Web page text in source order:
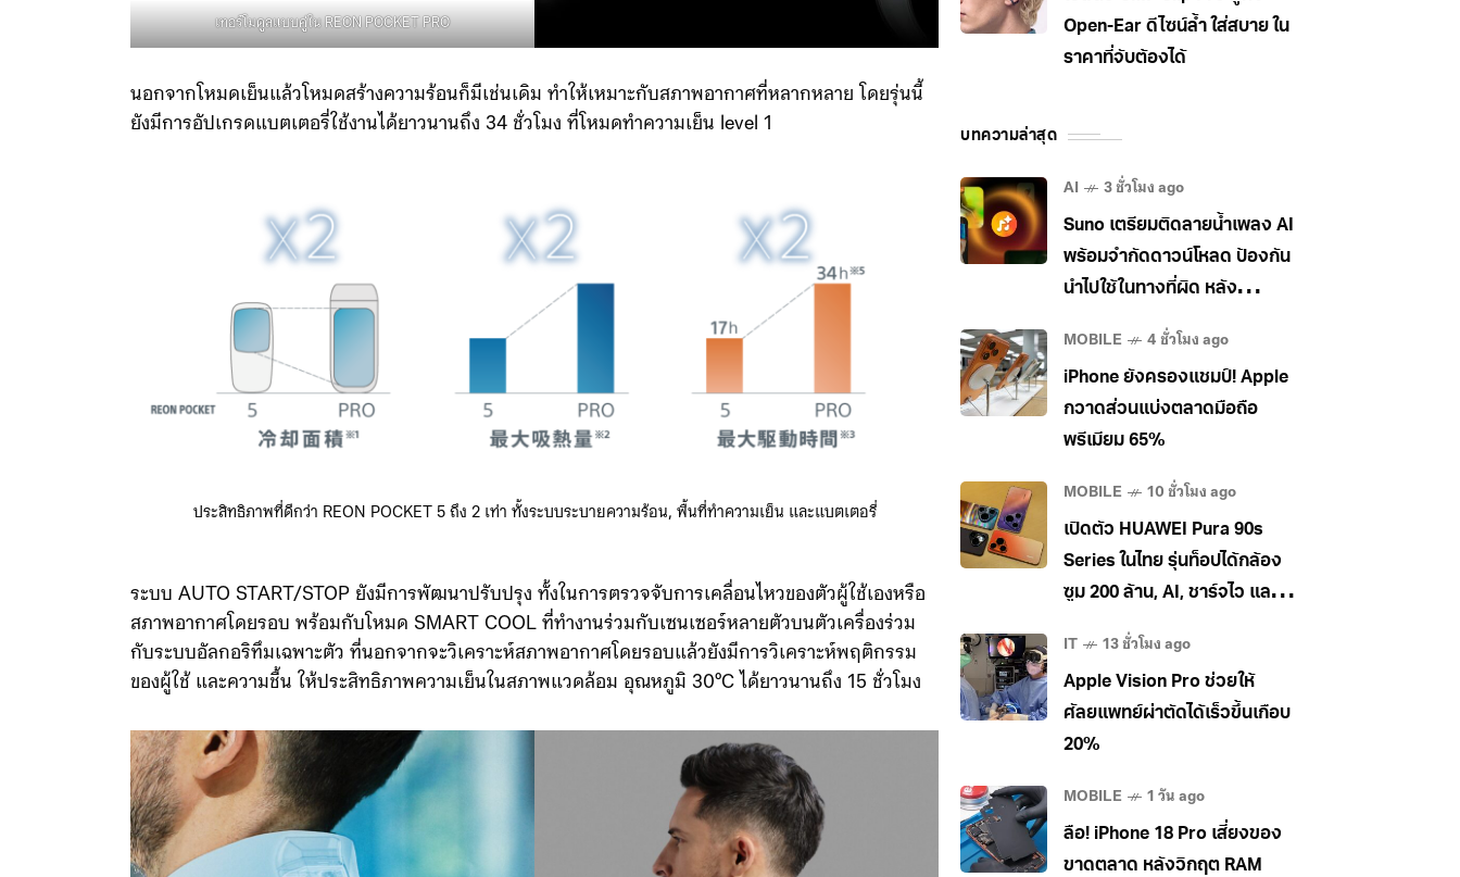
เทอร์โมดูลแบบคู่ใน REON POCKET PRO
นอกจากโหมดเย็นแล้วโหมดสร้างความร้อนก็มีเช่นเดิม ทำให้เหมาะกับสภาพอากาศที่หลากหลาย โดยรุ่นนี้
ยังมีการอัปเกรดแบตเตอรี่ใช้งานได้ยาวนานถึง 34 ชั่วโมง ที่โหมดทำความเย็น level 1
ประสิทธิภาพที่ดีกว่า REON POCKET 5 ถึง 2 เท่า ทั้งระบบระบายความร้อน, พื้นที่ทำความเย็น และแบตเตอรี่
ระบบ AUTO START/STOP ยังมีการพัฒนาปรับปรุง ทั้งในการตรวจจับการเคลื่อนไหวของตัวผู้ใช้เองหรือ
สภาพอากาศโดยรอบ พร้อมกับโหมด SMART COOL ที่ทำงานร่วมกับเซนเซอร์หลายตัวบนตัวเครื่องร่วม
กับระบบอัลกอริทึมเฉพาะตัว ที่นอกจากจะวิเคราะห์สภาพอากาศโดยรอบแล้วยังมีการวิเคราะห์พฤติกรรม
ของผู้ใช้ และความชื้น ให้ประสิทธิภาพความเย็นในสภาพแวดล้อม อุณหภูมิ 30°C ได้ยาวนานถึง 15 ชั่วโมง
Open-Ear ดีไซน์ล้ำ ใส่สบาย ใน
ราคาที่จับต้องได้
บทความล่าสุด
AI 3 ชั่วโมง ago
Suno เตรียมติดลายน้ำเพลง AI
พร้อมจำกัดดาวน์โหลด ป้องกัน
นำไปใช้ในทางที่ผิด หลัง
MOBILE 4 ชั่วโมง ago
iPhone ยังครองแชมป์! Apple
กวาดส่วนแบ่งตลาดมือถือ
พรีเมียม 65%
MOBILE 10 ชั่วโมง ago
เปิดตัว HUAWEI Pura 90s
Series ในไทย รุ่นท็อปได้กล้อง
ซูม 200 ล้าน, AI, ชาร์จไว และใช้
IT 13 ชั่วโมง ago
Apple Vision Pro ช่วยให้
ศัลยแพทย์ผ่าตัดได้เร็วขึ้นเกือบ
20%
MOBILE 1 วัน ago
ลือ! iPhone 18 Pro เสี่ยงของ
ขาดตลาด หลังวิกฤต RAM